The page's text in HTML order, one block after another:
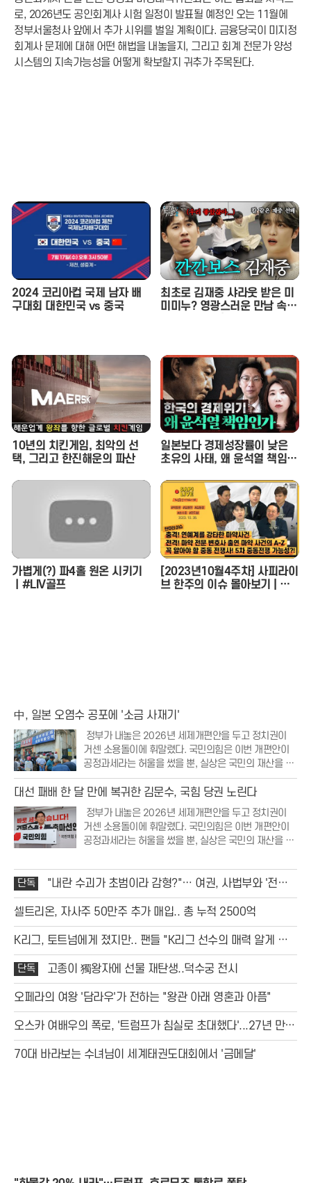
로, 2026년도 공인회계사 시험 일정이 발표될 예정인 오는 11월에
정부서울청사 앞에서 추가 시위를 벌일 계획이다. 금융당국이 미지정
회계사 문제에 대해 어떤 해법을 내놓을지, 그리고 회계 전문가 양성
시스템의 지속가능성을 어떻게 확보할지 귀추가 주목된다.
2024 코리아컵 국제 남자 배
구대회 대한민국 vs 중국
최초로 김재중 샤라웃 받은 미
미미누? 영광스러운 만남 속
10년의 치킨게임, 최악의 선
택, 그리고 한진해운의 파산
일본보다 경제성장률이 낮은
초유의 사태, 왜 윤석열 책임인
석연구위원) - 정혜림의 시사페
이스타임 EP.1
가볍게(?) 파4홀 원온 시키기
ㅣ#LIV골프
[2023년10월4주차] 사피라이
브 한주의 이슈 몰아보기 | 사
中, 일본 오염수 공포에 '소금 사재기'
정부가 내놓은 2026년 세제개편안을 두고 정치권이
거센 소용돌이에 휘말렸다. 국민의힘은 이번 개편안이
공정과세라는 허울을 썼을 뿐, 실상은 국민의 재산을 무
분별하게 뺏어가는 조세 강탈에 불과하다며 강력한 비
판의 목소리를 높였다. 특히 부동산 보유세 인상과 저출
생 대응 세액공제 폐지 등 민생과 직결된 항목들이
대선 패배 한 달 만에 복귀한 김문수, 국힘 당권 노린다
정부가 내놓은 2026년 세제개편안을 두고 정치권이
거센 소용돌이에 휘말렸다. 국민의힘은 이번 개편안이
공정과세라는 허울을 썼을 뿐, 실상은 국민의 재산을 무
판의 목소리를 높였다. 특히 부동산 보유세 인상과 저출
생 대응 세액공제 폐지 등 민생과 직결된 항목들이
단독
전' 선포
셀트리온, 자사주 50만주 추가 매입.. 총 누적 2500억
K리그, 토트넘에게 졌지만.. 팬들 "K리그 선수의 매력 알게 됐
다"
단독 고종이 獨왕자에 선물 재탄생..덕수궁 전시
오페라의 여왕 '담라우'가 전하는 "왕관 아래 영혼과 아픔"
오스카 여배우의 폭로, '트럼프가 침실로 초대했다'...27년 만에
밝혀진 충격 스캔들
70대 바라보는 수녀님이 세계태권도대회에서 '금메달'